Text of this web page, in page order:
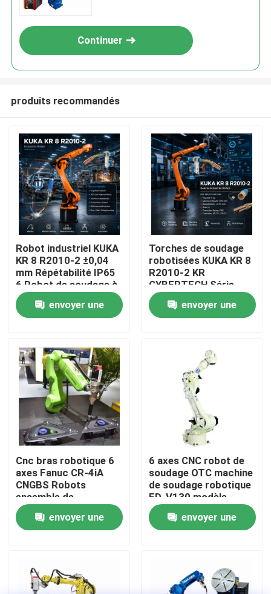
À la maison
Produits
Vidéos
À propos de nous
Visite de l'usine
Contrôle de la qualité
Nous contacter
Blog
bras de robot industriel
Continuer
produits recommandés
Robot industriel KUKA
KR 8 R2010-2 ±0,04
mm Répétabilité IP65
6 Robot de soudage à
arc à axe et armoire
de commande KR C4
KR C5 KR C5-2
envoyer une
Torches de soudage
robotisées KUKA KR 8
R2010-2 KR
CYBERTECH Série
Charge utile 8 kg
Portée 2013 mm
Robot industriel 6
envoyer une
Cnc bras robotique 6
axes Fanuc CR-4iA
CNGBS Robots
ensemble de
vêtements de
collaboration robot
soudage
envoyer une
6 axes CNC robot de
soudage OTC machine
de soudage robotique
FD-V130 modèle
2.139m portée
envoyer une